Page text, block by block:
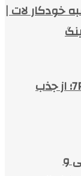
خودکار لات |
خدمات شبکه‌های اجتماعی 7Panel؛ از جذب
و